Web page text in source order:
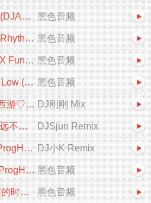
迷幻之夜 - Hush Hush (DJAX FunkyHouse Mix 2026) 黑色音频
迷幻之夜 - Follow The Rhythm Now (DJAX FunkyHouse Mix) 黑色音频
迷幻之夜 - Cmon (DJAX FunkyHouse Remix 2026) 黑色音频
迷幻之夜 - Bass Down Low (DJAX FunkyHouse Mix 2026) 黑色音频
黑色音频《2026♪大话西游♡一生所爱♪中文跳舞大碟V2》DJ刚刚 Mix DJ刚刚 Mix
宁小泽 & 梦小月 - 你永远不知道 (DJSjun ProgHouse Remix) DJSjun Remix
竹子Zz - 活埋 (DJ小K ProgHouse Remix 2026) DJ小K Remix
陈默默 - 风说 (DJ菜仔 ProgHouse Remix 2026) 黑色音频
Bobo博 - 不要在我寂寞的时候说爱我 (DJ菜仔 ProgHouse Remix 2026) 黑色音频